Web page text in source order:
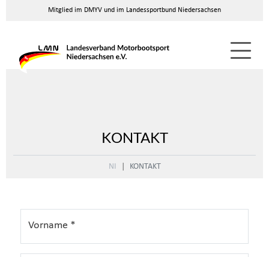
Mitglied im DMYV und im Landessportbund Niedersachsen
KONTAKT
NI KONTAKT
Vorname *